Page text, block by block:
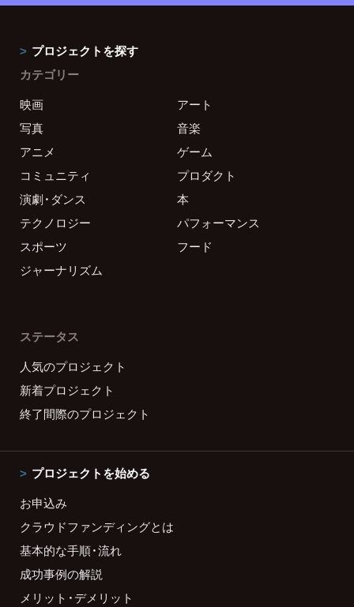
プロジェクトを探す
カテゴリー
映画
アート
写真
音楽
アニメ
ゲーム
コミュニティ
プロダクト
演劇・ダンス
本
テクノロジー
パフォーマンス
スポーツ
フード
ジャーナリズム
ステータス
人気のプロジェクト
新着プロジェクト
終了間際のプロジェクト
プロジェクトを始める
お申込み
クラウドファンディングとは
基本的な手順・流れ
成功事例の解説
メリット・デメリット